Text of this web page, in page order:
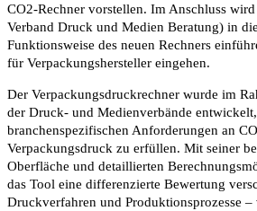
CO2-Rechner vorstellen. Im Anschluss
Verband Druck und Medien Beratung) in
Funktionsweise des neuen Rechners
für Verpackungshersteller eingehen.
Der Verpackungsdruckrechner wurde im
der Druck- und Medienverbände
branchenspezifischen Anforderungen an
Verpackungsdruck zu erfüllen. Mit seiner
Oberfläche und detaillierten
das Tool eine differenzierte Bewertung
Druckverfahren und Produktionsprozesse